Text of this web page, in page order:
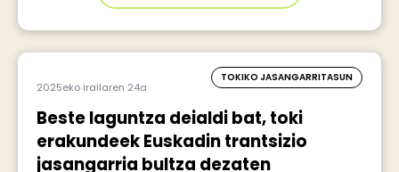
2025eko irailaren 24a
TOKIKO JASANGARRITASUN
Beste laguntza deialdi bat, toki
erakundeek Euskadin trantsizio
jasangarria bultza dezaten